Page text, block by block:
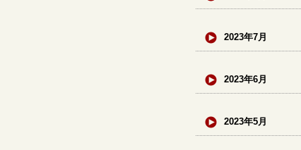
2023年7月
2023年6月
2023年5月